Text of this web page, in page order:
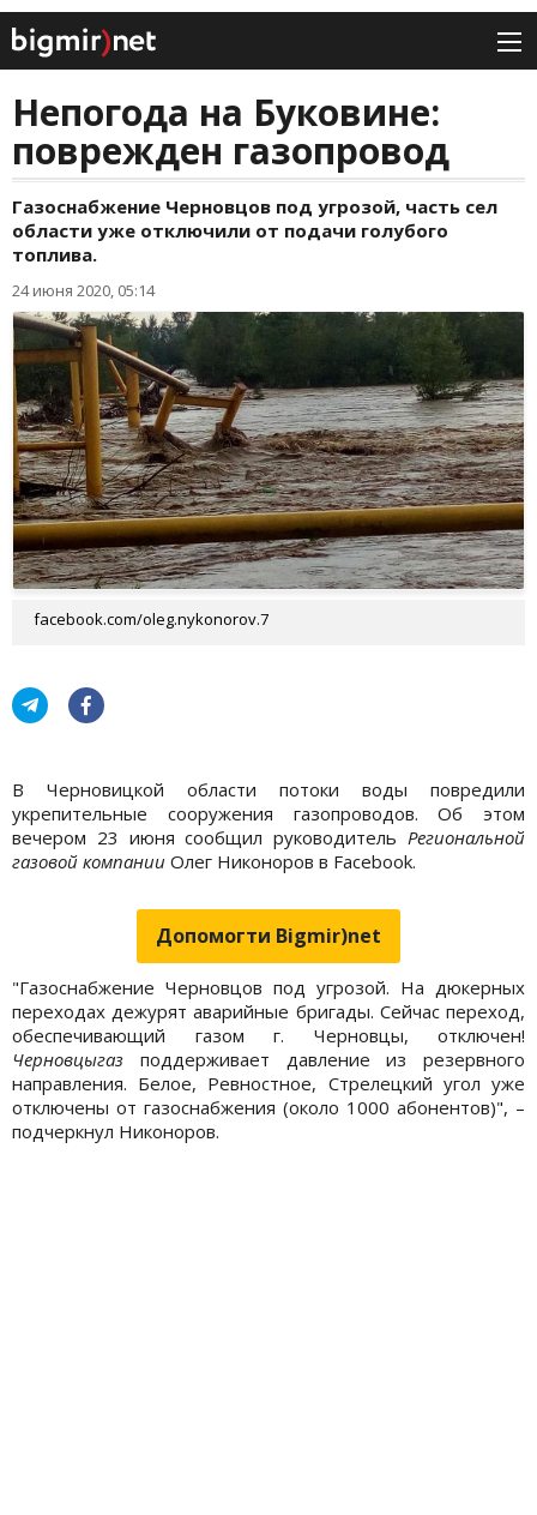
Непогода на Буковине:
поврежден газопровод
Газоснабжение Черновцов под угрозой, часть сел
области уже отключили от подачи голубого
топлива.
24 июня 2020, 05:14
facebook.com/oleg.nykonorov.7
В Черновицкой области потоки воды повредили
укрепительные сооружения газопроводов. Об этом
вечером 23 июня сообщил руководитель Региональной
газовой компании Олег Никоноров в Facebook.
Допомогти Bigmir)net
"Газоснабжение Черновцов под угрозой. На дюкерных
переходах дежурят аварийные бригады. Сейчас переход,
обеспечивающий газом г. Черновцы, отключен!
Черновцыгаз поддерживает давление из резервного
направления. Белое, Ревностное, Стрелецкий угол уже
отключены от газоснабжения (около 1000 абонентов)", –
подчеркнул Никоноров.